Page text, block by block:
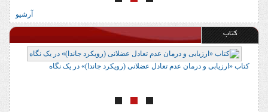
آرشیو
کتاب
کتاب «ارزیابی و درمان عدم تعادل عضلانی (رویکرد جاندا)» در یک نگاه